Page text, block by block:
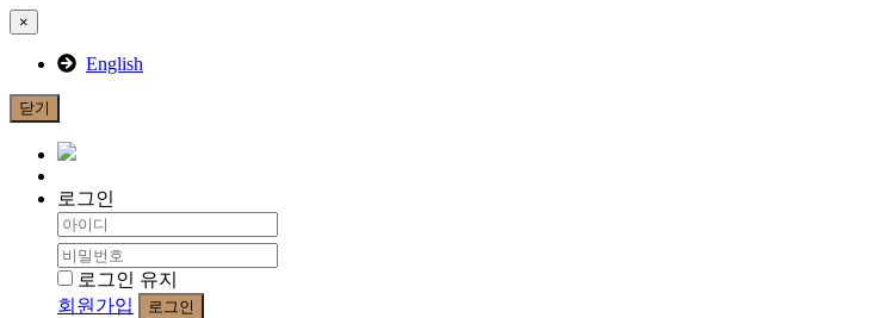
×
English
닫기
로그인
로그인 유지
회원가입
로그인